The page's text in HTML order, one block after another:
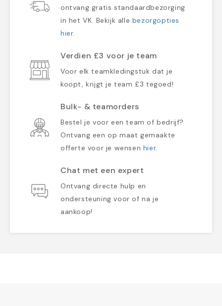
ontvang gratis standaardbezorging
in het VK. Bekijk alle bezorgopties
hier.
Verdien £3 voor je team
Voor elk teamkledingstuk dat je
koopt, krijgt je team £3 tegoed!
Bulk- & teamorders
Bestel je voor een team of bedrijf?
Ontvang een op maat gemaakte
offerte voor je wensen hier.
Chat met een expert
Ontvang directe hulp en
ondersteuning voor of na je
aankoop!